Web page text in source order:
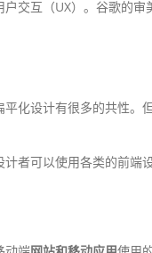
交互（UX）。谷歌的
化设计有很多的共性。
者可以使用各类的前端